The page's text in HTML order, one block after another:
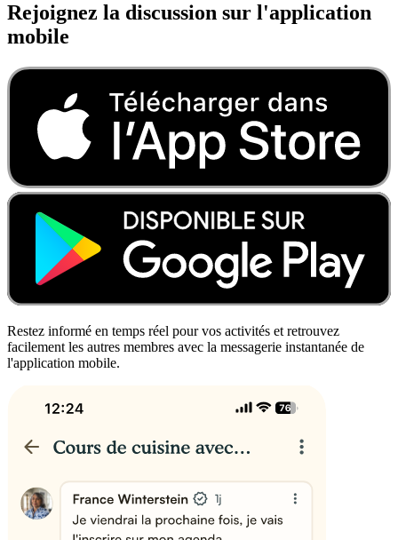
Rejoignez la discussion sur l'application
mobile
Restez informé en temps réel pour vos activités et retrouvez
facilement les autres membres avec la messagerie instantanée de
l'application mobile.